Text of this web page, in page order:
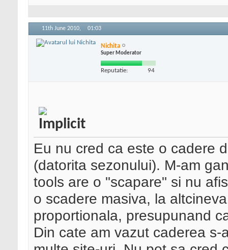
11th June 2010, 01:03
Nichita
Super Moderator
Reputatie: 94
Eu nu cred ca este o cadere
(datorita sezonului). M-am
tools are o "scapare" si nu
o scadere masiva, la
proportionala, presupunand
Din cate am vazut caderea